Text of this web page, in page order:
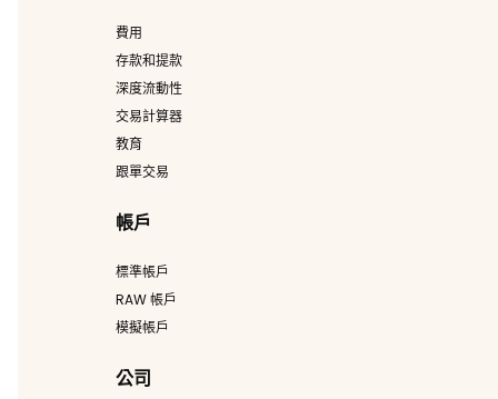
費用
存款和提款
深度流動性
交易計算器
教育
跟單交易
帳戶
標準帳戶
RAW 帳戶
模擬帳戶
公司